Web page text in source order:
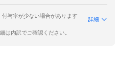
与率が少ない場合があります
詳細
は内訳でご確認ください。